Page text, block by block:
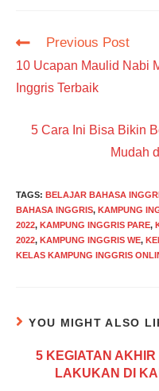
Read
articles
Previous Post
10 Ucapan Maulid Nabi
Inggris Terbaik
5 Cara Ini Bisa Bikin
Mudah
TAGS: BELAJAR BAHASA
BAHASA INGGRIS, KAMPUNG
2022, KAMPUNG INGGRIS PARE,
2022, KAMPUNG INGGRIS WE,
KELAS KAMPUNG INGGRIS
YOU MIGHT ALSO
5 KEGIATAN
LAKUKAN DI